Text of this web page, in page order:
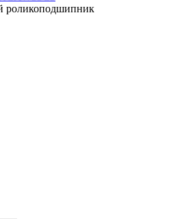
роликоподшипник